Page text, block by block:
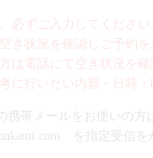
必ずご入力してください
き状況を確認しご予約を
は電話にて空き状況を確
に行いたい内容・日時
携帯メールをお使いの
を指定受信